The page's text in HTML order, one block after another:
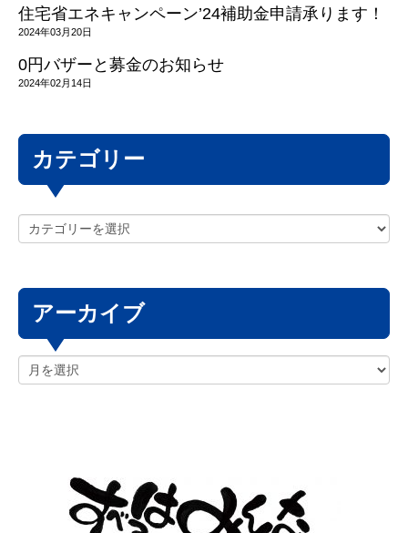
住宅省エネキャンペーン’24補助金申請承ります！
2024年03月20日
0円バザーと募金のお知らせ
2024年02月14日
カテゴリー
アーカイブ